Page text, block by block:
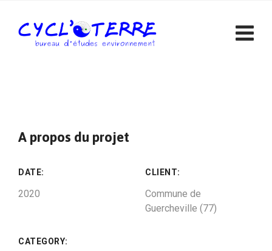
content
A propos du projet
DATE:
2020
CLIENT:
Commune de
Guercheville (77)
CATEGORY: